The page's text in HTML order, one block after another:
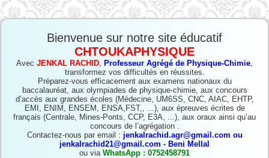
Bienvenue sur notre site éducatif
CHTOUKAPHYSIQUE
Avec JENKAL RACHID, Professeur Agrégé de Physique-Chimie,
transformez vos difficultés en réussites.
Préparez-vous efficacement aux examens nationaux du
baccalauréat, aux olympiades de physique-chimie, aux concours
d’accès aux grandes écoles (Médecine, UM6SS, CNC, AIAC, EHTP,
EMI, ENIM, ENSEM, ENSA,FST,, ...), aux épreuves écrites de
français (Centrale, Mines-Ponts, CCP, E3A, ...), aux oraux ainsi qu’au
concours de l’agrégation .
Contactez-nous par email : jenkalrachid.agr@gmail.com ou
jenkalrachid21@gmail.com - Beni Mellal
ou via WhatsApp : 0752458791